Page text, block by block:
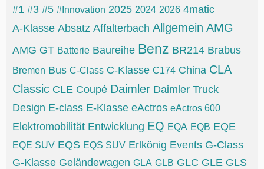
#1 #3 #5 #Innovation 2025 2024 2026 4matic
A-Klasse Absatz Affalterbach Allgemein AMG
AMG GT Batterie Baureihe Benz BR214 Brabus
Bremen Bus C-Class C-Klasse C174 China CLA
Classic CLE Coupé Daimler Daimler Truck
Design E-class E-Klasse eActros eActros 600
Elektromobilität Entwicklung EQ EQA EQB EQE
EQE SUV EQS EQS SUV Erlkönig Events G-Class
G-Klasse Geländewagen GLA GLB GLC GLE GLS